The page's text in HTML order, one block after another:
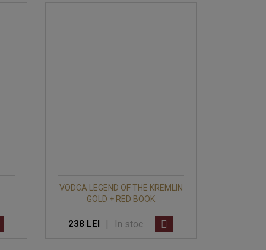
VODCA LEGEND OF THE KREMLIN
GOLD + RED BOOK
238 LEI | In stoc